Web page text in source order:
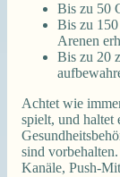
Bis zu 50
Bis zu
Arenen
Bis zu 20
Achtet wie
spielt, und haltet
sind
Kanäle, Push-